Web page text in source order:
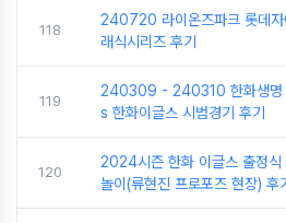
118
240720 라이온즈파크 롯데자
래식시리즈 후기
119
240309 - 240310 한화생명
s 한화이글스 시범경기 후기
120
2024시즌 한화 이글스 출정
놀이(류현진 프로포즈 현장) 후